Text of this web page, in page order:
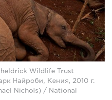
Wildlife Trust
Найроби, Кения, 2010 г.
Nichols) / National